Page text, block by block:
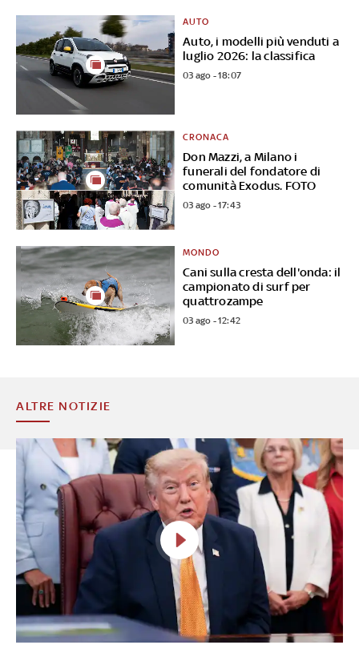
Auto, i modelli più venduti a
luglio 2026: la classifica
AUTO
03 ago - 18:07
Don Mazzi, a Milano i
funerali del fondatore di
comunità Exodus. FOTO
CRONACA
03 ago - 17:43
Cani sulla cresta dell'onda: il
campionato di surf per
quattrozampe
MONDO
03 ago - 12:42
ALTRE NOTIZIE